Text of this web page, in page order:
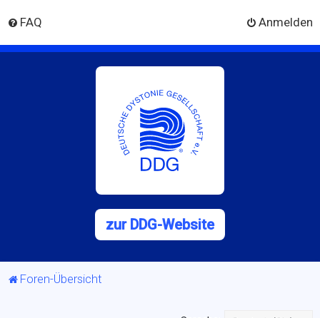
FAQ Anmelden
zur DDG-Website
Foren-Übersicht